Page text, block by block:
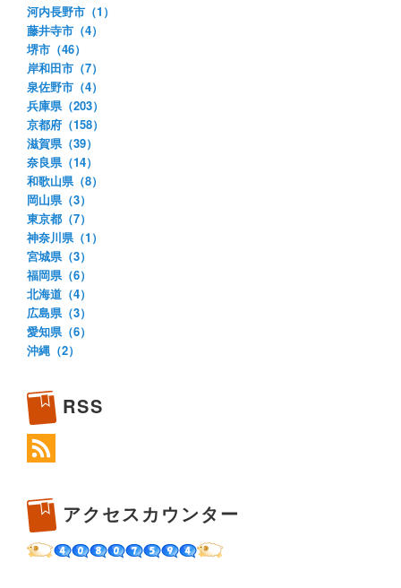
河内長野市（1）
藤井寺市（4）
堺市（46）
岸和田市（7）
泉佐野市（4）
兵庫県（203）
京都府（158）
滋賀県（39）
奈良県（14）
和歌山県（8）
岡山県（3）
東京都（7）
神奈川県（1）
宮城県（3）
福岡県（6）
北海道（4）
広島県（3）
愛知県（6）
沖縄（2）
RSS
アクセスカウンター